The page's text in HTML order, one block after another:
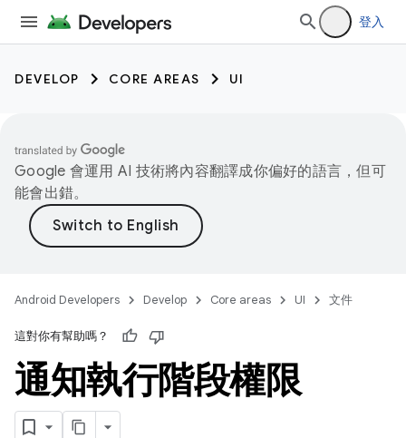
登入
DEVELOP CORE AREAS UI
Google 會運用 AI 技術將內容翻譯成你偏好的語言，但可
能會出錯。
Android Developers Develop Core areas UI 文件
這對你有幫助嗎？
通知執行階段權限